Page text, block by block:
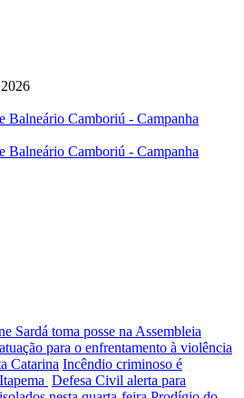
Sardá toma posse na Assembleia
para o enfrentamento à violência
Catarina Incêndio criminoso é
Defesa Civil alerta para